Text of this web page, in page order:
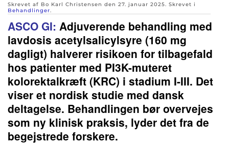
Skrevet af Bo Karl Christensen den 27. januar 2025. Skrevet i
Behandlinger.
ASCO GI: Adjuverende behandling med
lavdosis acetylsalicylsyre (160 mg
dagligt) halverer risikoen for tilbagefald
hos patienter med PI3K-muteret
kolorektalkræft (KRC) i stadium I-III. Det
viser et nordisk studie med dansk
deltagelse. Behandlingen bør overvejes
som ny klinisk praksis, lyder det fra de
begejstrede forskere.